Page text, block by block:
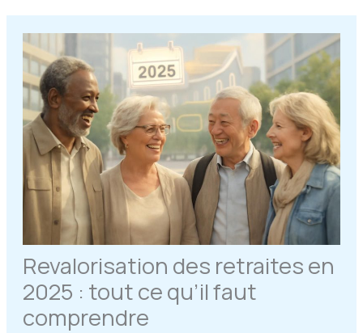
Revalorisation des retraites en
2025 : tout ce qu’il faut
comprendre